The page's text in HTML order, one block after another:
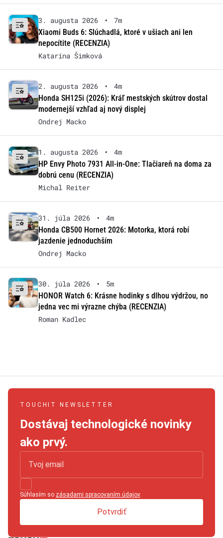
3. augusta 2026 •
7m
Xiaomi Buds 6: Slúchadlá, ktoré v ušiach ani len
nepocítite (RECENZIA)
Katarína Šimková
2. augusta 2026 •
4m
Honda SH125i (2026): Kráľ mestských skútrov dostal
modernejší vzhľad aj nový displej
Ondrej Macko
1. augusta 2026 •
4m
HP Envy Photo 7931 All-in-One: Tlačiareň na doma za
dobrú cenu (RECENZIA)
Michal Reiter
31. júla 2026 •
4m
Honda CB500 Hornet 2026: Motorka, ktorá robí
jazdenie jednoduchším
Ondrej Macko
30. júla 2026 •
5m
HONOR Watch 6: Krásne hodinky s dlhou výdržou, no
jedna vec mi výrazne chýba (RECENZIA)
Roman Kadlec
TOUCHIT NEWSLETTER
Dostávaj technologické novinky
ako prvý.
Súhlasím so zásadami spracovaním údajov.
Potvrdiť